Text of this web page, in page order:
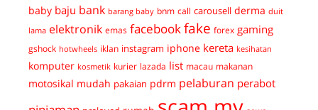
baby baju bank barang baby bnm call carousell derma duit
lama elektronik emas facebook fake forex gaming
gshock hotwheels iklan instagram iphone kereta kesihatan
komputer kosmetik kurier lazada list macau makanan
motosikal mudah pakaian pdrm pelaburan perabot